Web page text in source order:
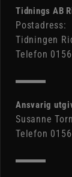
Tidnings AB
Postadress:
Tidningen
Telefon
Ansvarig
Susanne
Telefon